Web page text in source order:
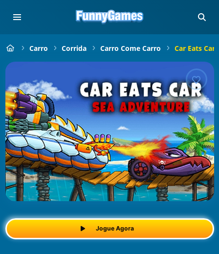
Carro Corrida Carro Come Carro Car Eats
Jogue Agora